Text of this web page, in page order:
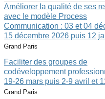
Améliorer la qualité de ses
avec le modèle Process
Communication : 03 et 04
15 décembre 2026 puis 12
Grand Paris
Faciliter des groupes de
codéveloppement
19-26 mars puis 2-9 avril et
Grand Paris